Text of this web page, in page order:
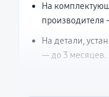
На
производителя
На детали,
— до 3 месяцев.